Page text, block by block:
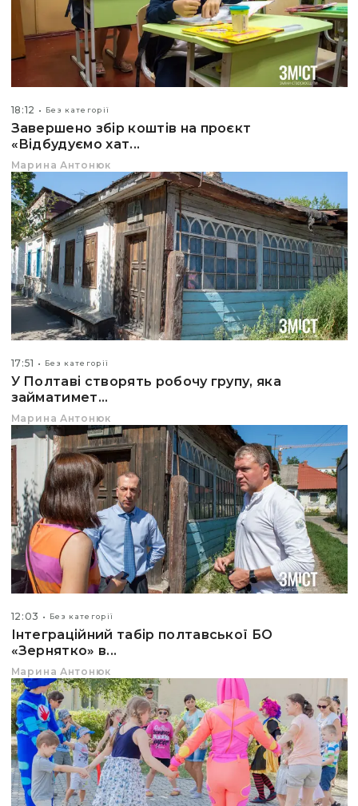
18:12 Без категорії
Завершено збір коштів на проєкт
«Відбудуємо хат...
Марина Антонюк
17:51 Без категорії
У Полтаві створять робочу групу, яка
займатимет...
Марина Антонюк
12:03 Без категорії
Інтеграційний табір полтавської БО
«Зернятко» в...
Марина Антонюк